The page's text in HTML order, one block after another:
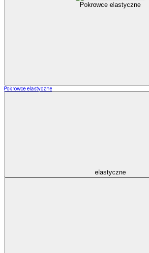
Pokrowce elastyczne
Pokrowce elastyczne
elastyczne